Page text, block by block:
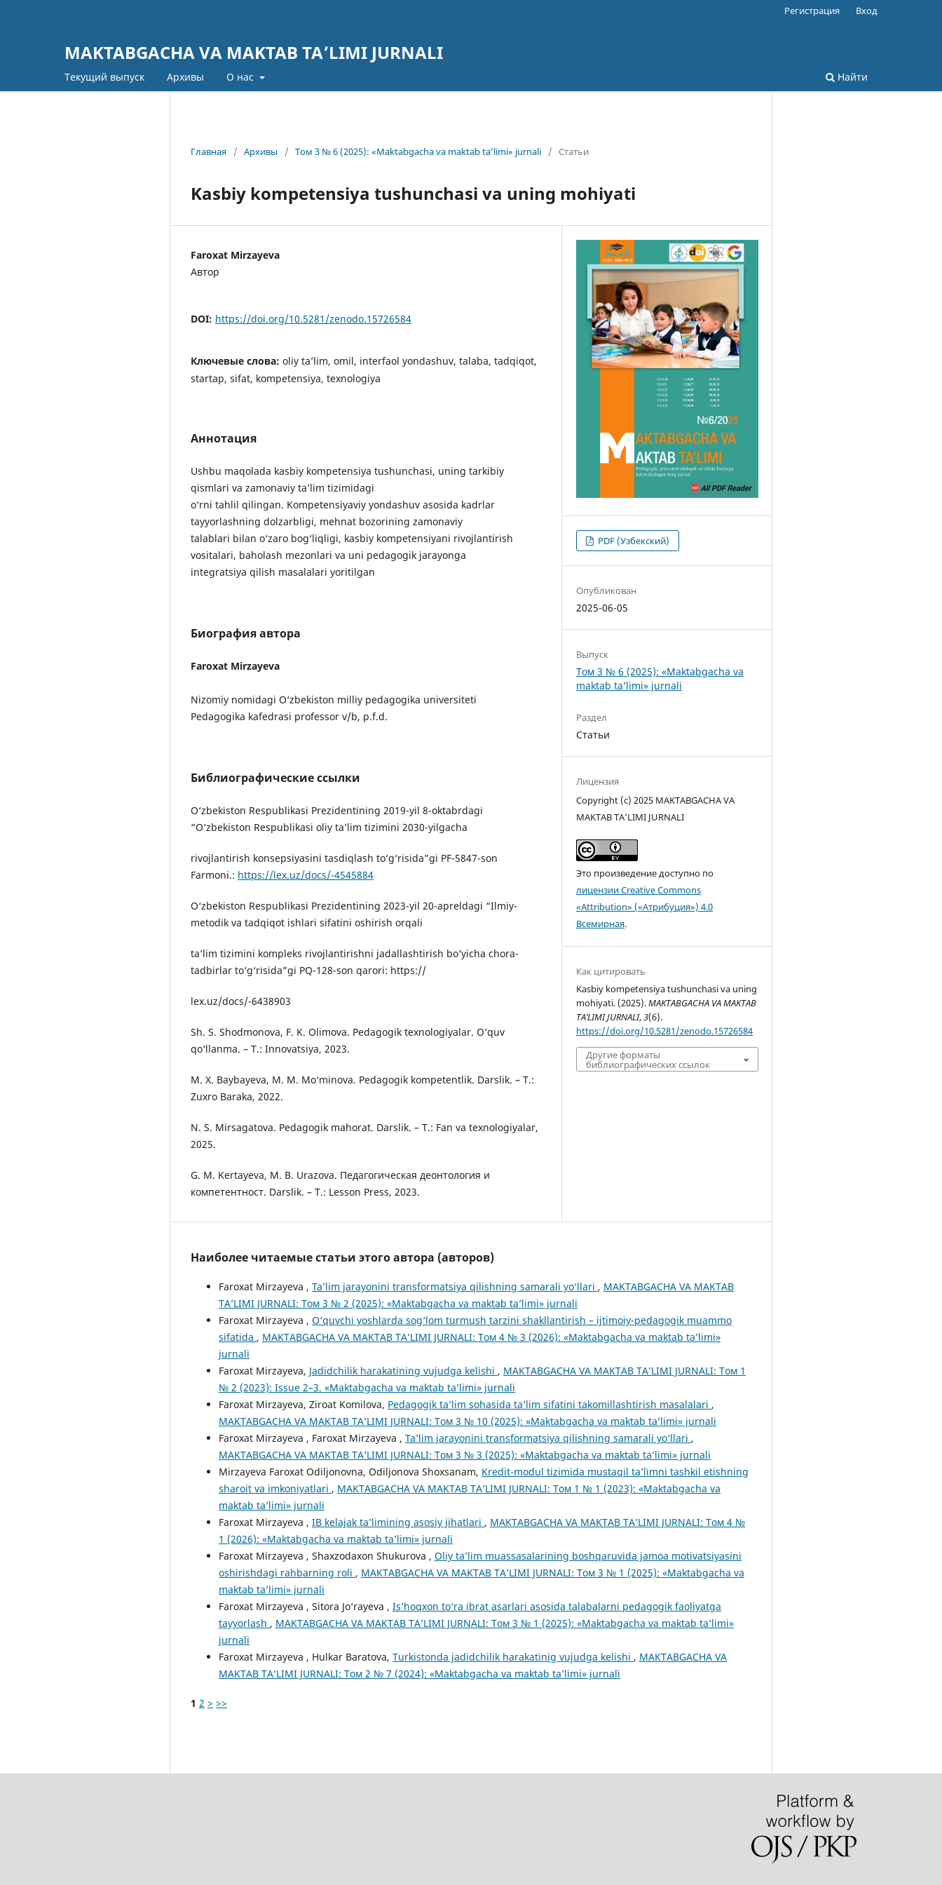
MAKTABGACHA VA MAKTAB TA’LIMI JURNALI
Текущий выпуск Архивы О нас Найти
Регистрация Вход
Главная / Архивы / Том 3 № 6 (2025): «Maktabgacha va maktab ta’limi» jurnali / Статьи
Kasbiy kompetensiya tushunchasi va uning mohiyati
Faroxat Mirzayeva
Автор
DOI: https://doi.org/10.5281/zenodo.15726584
Ключевые слова: oliy ta’lim, omil, interfaol yondashuv, talaba, tadqiqot,
startap, sifat, kompetensiya, texnologiya
Аннотация
Ushbu maqolada kasbiy kompetensiya tushunchasi, uning tarkibiy
qismlari va zamonaviy ta’lim tizimidagi
o‘rni tahlil qilingan. Kompetensiyaviy yondashuv asosida kadrlar
tayyorlashning dolzarbligi, mehnat bozorining zamonaviy
talablari bilan o‘zaro bog‘liqligi, kasbiy kompetensiyani rivojlantirish
vositalari, baholash mezonlari va uni pedagogik jarayonga
integratsiya qilish masalalari yoritilgan
Биография автора
Faroxat Mirzayeva
Nizomiy nomidagi O‘zbekiston milliy pedagogika universiteti
Pedagogika kafedrasi professor v/b, p.f.d.
Библиографические ссылки
O‘zbekiston Respublikasi Prezidentining 2019-yil 8-oktabrdagi
“O‘zbekiston Respublikasi oliy ta’lim tizimini 2030-yilgacha
rivojlantirish konsepsiyasini tasdiqlash to‘g‘risida”gi PF-5847-son
Farmoni.: https://lex.uz/docs/-4545884
O‘zbekiston Respublikasi Prezidentining 2023-yil 20-apreldagi “Ilmiy-
metodik va tadqiqot ishlari sifatini oshirish orqali
ta’lim tizimini kompleks rivojlantirishni jadallashtirish bo‘yicha chora-
tadbirlar to‘g‘risida”gi PQ-128-son qarori: https://
lex.uz/docs/-6438903
Sh. S. Shodmonova, F. K. Olimova. Pedagogik texnologiyalar. O‘quv
qo‘llanma. – T.: Innovatsiya, 2023.
M. X. Baybayeva, M. M. Mo‘minova. Pedagogik kompetentlik. Darslik. – T.:
Zuxro Baraka, 2022.
N. S. Mirsagatova. Pedagogik mahorat. Darslik. – T.: Fan va texnologiyalar,
2025.
G. M. Kertayeva, M. B. Urazova. Педагогическая деонтология и
компетентност. Darslik. – T.: Lesson Press, 2023.
PDF (Узбекский)
Опубликован
2025-06-05
Выпуск
Том 3 № 6 (2025): «Maktabgacha va
maktab ta’limi» jurnali
Раздел
Статьи
Лицензия
Copyright (c) 2025 MAKTABGACHA VA
MAKTAB TA’LIMI JURNALI
Это произведение доступно по
лицензии Creative Commons
«Attribution» («Атрибуция») 4.0
Всемирная.
Как цитировать
Kasbiy kompetensiya tushunchasi va uning
mohiyati. (2025).MAKTABGACHA VA MAKTAB
TA’LIMI JURNALI,3(6).
https://doi.org/10.5281/zenodo.15726584
Другие форматы
библиографических ссылок
Наиболее читаемые статьи этого автора (авторов)
Faroxat Mirzayeva , Ta’lim jarayonini transformatsiya qilishning samarali yo‘llari , MAKTABGACHA VA MAKTAB
TA’LIMI JURNALI: Том 3 № 2 (2025): «Maktabgacha va maktab ta’limi» jurnali
Faroxat Mirzayeva , O‘quvchi yoshlarda sog‘lom turmush tarzini shakllantirish – ijtimoiy-pedagogik muammo
sifatida , MAKTABGACHA VA MAKTAB TA’LIMI JURNALI: Том 4 № 3 (2026): «Maktabgacha va maktab ta’limi»
jurnali
Faroxat Mirzayeva, Jadidchilik harakatining vujudga kelishi , MAKTABGACHA VA MAKTAB TA’LIMI JURNALI: Том 1
№ 2 (2023): Issue 2–3. «Maktabgacha va maktab ta’limi» jurnali
Faroxat Mirzayeva, Ziroat Komilova, Pedagogik ta’lim sohasida ta’lim sifatini takomillashtirish masalalari ,
MAKTABGACHA VA MAKTAB TA’LIMI JURNALI: Том 3 № 10 (2025): «Maktabgacha va maktab ta’limi» jurnali
Faroxat Mirzayeva , Faroxat Mirzayeva , Ta’lim jarayonini transformatsiya qilishning samarali yo‘llari ,
MAKTABGACHA VA MAKTAB TA’LIMI JURNALI: Том 3 № 3 (2025): «Maktabgacha va maktab ta’limi» jurnali
Mirzayeva Faroxat Odiljonovna, Odiljonova Shoxsanam, Kredit-modul tizimida mustaqil ta’limni tashkil etishning
sharoit va imkoniyatlari , MAKTABGACHA VA MAKTAB TA’LIMI JURNALI: Том 1 № 1 (2023): «Maktabgacha va
maktab ta’limi» jurnali
Faroxat Mirzayeva , IB kelajak ta’limining asosiy jihatlari , MAKTABGACHA VA MAKTAB TA’LIMI JURNALI: Том 4 №
1 (2026): «Maktabgacha va maktab ta’limi» jurnali
Faroxat Mirzayeva , Shaxzodaxon Shukurova , Oliy ta’lim muassasalarining boshqaruvida jamoa motivatsiyasini
oshirishdagi rahbarning roli , MAKTABGACHA VA MAKTAB TA’LIMI JURNALI: Том 3 № 1 (2025): «Maktabgacha va
maktab ta’limi» jurnali
Faroxat Mirzayeva , Sitora Jo‘rayeva , Is’hoqxon to‘ra ibrat asarlari asosida talabalarni pedagogik faoliyatga
tayyorlash , MAKTABGACHA VA MAKTAB TA’LIMI JURNALI: Том 3 № 1 (2025): «Maktabgacha va maktab ta’limi»
jurnali
Faroxat Mirzayeva , Hulkar Baratova, Turkistonda jadidchilik harakatinig vujudga kelishi , MAKTABGACHA VA
MAKTAB TA’LIMI JURNALI: Том 2 № 7 (2024): «Maktabgacha va maktab ta’limi» jurnali
1 2 > >>